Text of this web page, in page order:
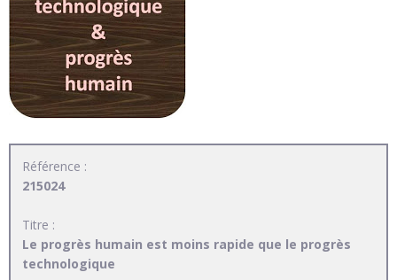
Référence :
215024
Titre :
Le progrès humain est moins rapide que le progrès
technologique